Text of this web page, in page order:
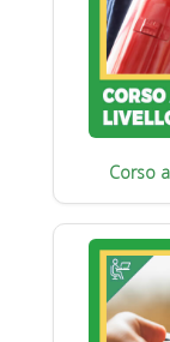
Corso